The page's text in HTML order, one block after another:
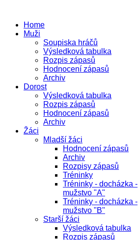
Home
Muži
Soupiska hráčů
Výsledková tabulka
Rozpis zápasů
Hodnocení zápasů
Archiv
Dorost
Výsledková tabulka
Rozpis zápasů
Hodnocení zápasů
Archiv
Žáci
Mladší žáci
Hodnocení zápasů
Archiv
Rozpisy zápasů
Tréninky
Tréninky - docházka -
mužstvo "A"
Tréninky - docházka -
mužstvo "B"
Starší žáci
Výsledková tabulka
Rozpis zápasů